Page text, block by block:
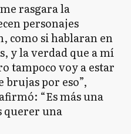
rasgara la
personajes
como si hablaran en
y la verdad que a mí
tampoco voy a estar
brujas por eso”,
“Es más una
querer una